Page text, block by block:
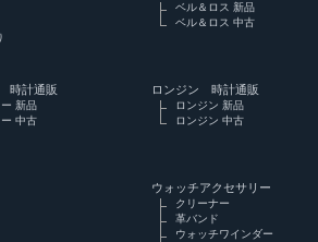
ベル＆ロス 新品
ベル＆ロス 中古
時計通販
新品
中古
ロンジン 時計通販
ロンジン 新品
ロンジン 中古
ウォッチアクセサリー
クリーナー
革バンド
ウォッチワインダー